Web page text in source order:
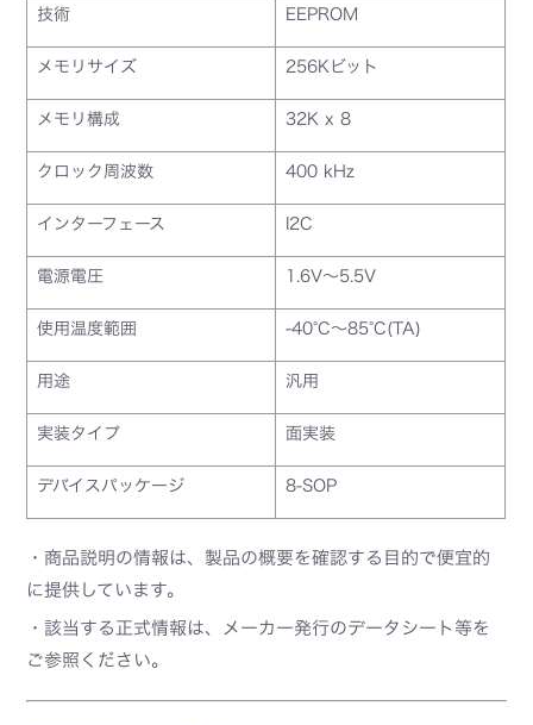
技術 EEPROM
メモリサイズ 256Kビット
メモリ構成 32K x 8
クロック周波数 400 kHz
インターフェース I2C
電源電圧 1.6V～5.5V
使用温度範囲 -40°C～85°C(TA)
用途 汎用
実装タイプ 面実装
デバイスパッケージ 8-SOP
・商品説明の情報は、製品の概要を確認する目的で便宜的
に提供しています。
・該当する正式情報は、メーカー発行のデータシート等を
ご参照ください。